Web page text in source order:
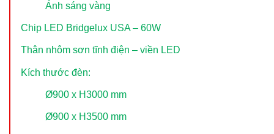
Ánh sáng vàng
Chip LED Bridgelux USA – 60W
Thân nhôm sơn tĩnh điện – viền LED
Kích thước đèn:
Ø900 x H3000 mm
Ø900 x H3500 mm